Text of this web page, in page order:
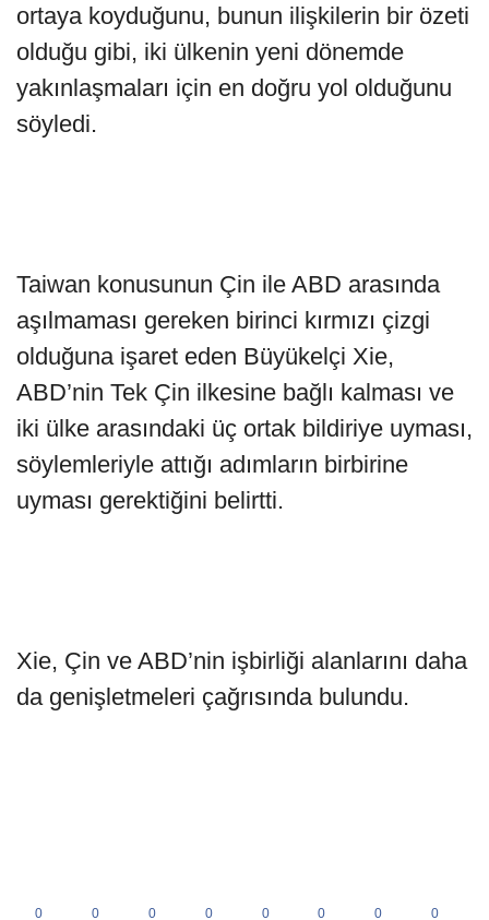
ortaya koyduğunu, bunun ilişkilerin bir özeti
olduğu gibi, iki ülkenin yeni dönemde
yakınlaşmaları için en doğru yol olduğunu
söyledi.
Taiwan konusunun Çin ile ABD arasında
aşılmaması gereken birinci kırmızı çizgi
olduğuna işaret eden Büyükelçi Xie,
ABD’nin Tek Çin ilkesine bağlı kalması ve
iki ülke arasındaki üç ortak bildiriye uyması,
söylemleriyle attığı adımların birbirine
uyması gerektiğini belirtti.
Xie, Çin ve ABD’nin işbirliği alanlarını daha
da genişletmeleri çağrısında bulundu.